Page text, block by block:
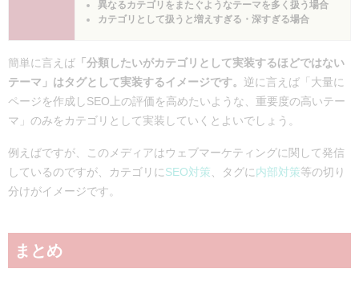
異なるカテゴリをまたぐようなテーマを多く扱う場合
カテゴリとして扱うと増えすぎる・深すぎる場合
簡単に言えば 「分類したいがカテゴリとして実装するほどではない
テーマ」はタグとして実装するイメージです。 逆に言えば「大量に
ページを作成しSEO上の評価を高めたいような、重要度の高いテー
マ」のみをカテゴリとして実装していくとよいでしょう。
例えばですが、このメディアはウェブマーケティングに関して発信
しているのですが、カテゴリにSEO対策 、タグに内部対策等の切り
分けがイメージです。
まとめ